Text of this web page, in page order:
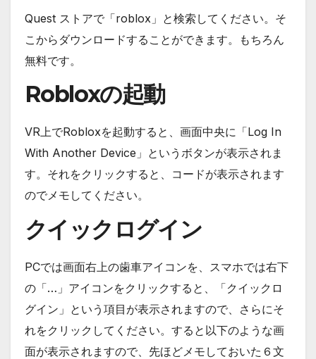
Quest ストアで「roblox」と検索してください。そ
こからダウンロードすることができます。もちろん
無料です。
Robloxの起動
VR上でRobloxを起動すると、画面中央に「Log In
With Another Device」というボタンが表示されま
す。それをクリックすると、コードが表示されます
のでメモしてください。
クイックログイン
PCでは画面右上の歯車アイコンを、スマホでは右下
の「…」アイコンをクリックすると、「クイックロ
グイン」という項目が表示されますので、さらにそ
れをクリックしてください。すると以下のような画
面が表示されますので、先ほどメモしておいた６文